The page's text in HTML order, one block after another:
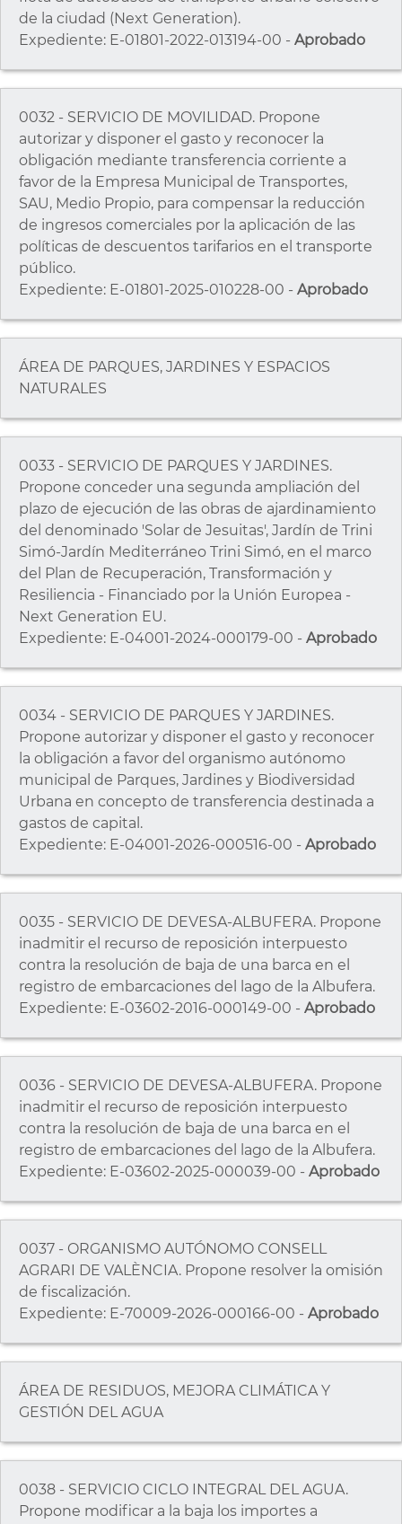
de la ciudad (Next Generation).
Expediente: E-01801-2022-013194-00 - Aprobado
0032 - SERVICIO DE MOVILIDAD. Propone
autorizar y disponer el gasto y reconocer la
obligación mediante transferencia corriente a
favor de la Empresa Municipal de Transportes,
SAU, Medio Propio, para compensar la reducción
de ingresos comerciales por la aplicación de las
políticas de descuentos tarifarios en el transporte
público.
Expediente: E-01801-2025-010228-00 - Aprobado
ÁREA DE PARQUES, JARDINES Y ESPACIOS
NATURALES
0033 - SERVICIO DE PARQUES Y JARDINES.
Propone conceder una segunda ampliación del
plazo de ejecución de las obras de ajardinamiento
del denominado 'Solar de Jesuitas', Jardín de Trini
Simó-Jardín Mediterráneo Trini Simó, en el marco
del Plan de Recuperación, Transformación y
Resiliencia - Financiado por la Unión Europea -
Next Generation EU.
Expediente: E-04001-2024-000179-00 - Aprobado
0034 - SERVICIO DE PARQUES Y JARDINES.
Propone autorizar y disponer el gasto y reconocer
la obligación a favor del organismo autónomo
municipal de Parques, Jardines y Biodiversidad
Urbana en concepto de transferencia destinada a
gastos de capital.
Expediente: E-04001-2026-000516-00 - Aprobado
0035 - SERVICIO DE DEVESA-ALBUFERA. Propone
inadmitir el recurso de reposición interpuesto
contra la resolución de baja de una barca en el
registro de embarcaciones del lago de la Albufera.
Expediente: E-03602-2016-000149-00 - Aprobado
0036 - SERVICIO DE DEVESA-ALBUFERA. Propone
inadmitir el recurso de reposición interpuesto
contra la resolución de baja de una barca en el
registro de embarcaciones del lago de la Albufera.
Expediente: E-03602-2025-000039-00 - Aprobado
0037 - ORGANISMO AUTÓNOMO CONSELL
AGRARI DE VALÈNCIA. Propone resolver la omisión
de fiscalización.
Expediente: E-70009-2026-000166-00 - Aprobado
ÁREA DE RESIDUOS, MEJORA CLIMÁTICA Y
GESTIÓN DEL AGUA
0038 - SERVICIO CICLO INTEGRAL DEL AGUA.
Propone modificar a la baja los importes a